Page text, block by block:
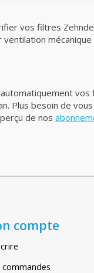
vos filtres
vos
Plus besoin de
de nos
compte
commandes